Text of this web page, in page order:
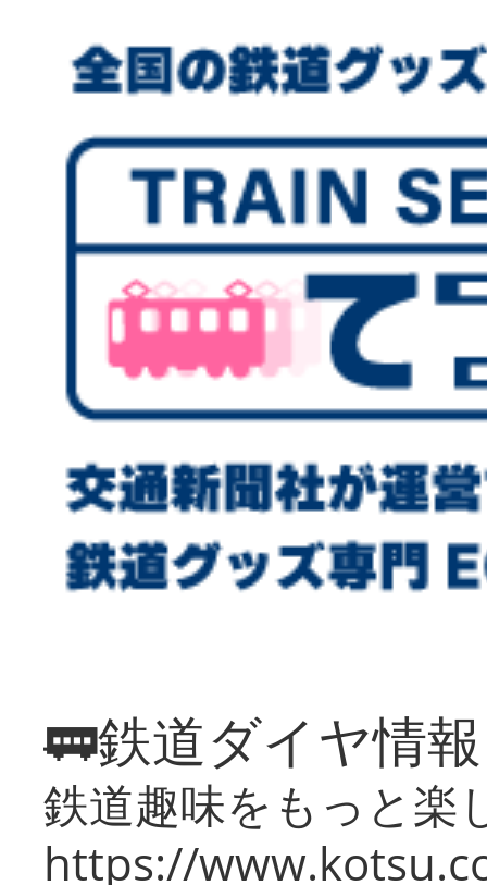
🚃鉄道ダイヤ情
鉄道趣味をもっと楽
https://